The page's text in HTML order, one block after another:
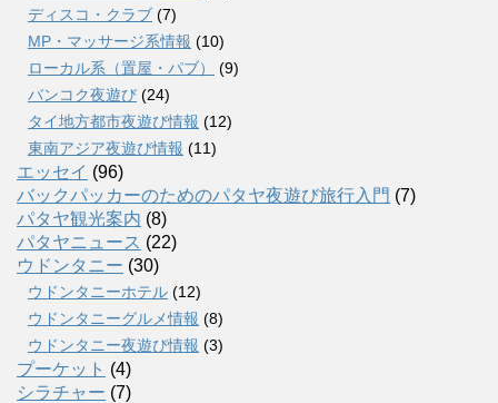
ディスコ・クラブ (7)
MP・マッサージ系情報 (10)
ローカル系（置屋・パブ）
(9)
バンコク夜遊び (24)
タイ地方都市夜遊び情報 (12)
東南アジア夜遊び情報 (11)
エッセイ (96)
バックパッカーのためのパタヤ夜遊び旅行入門 (7)
パタヤ観光案内 (8)
パタヤニュース (22)
ウドンタニー (30)
ウドンタニーホテル (12)
ウドンタニーグルメ情報 (8)
ウドンタニー夜遊び情報 (3)
プーケット (4)
シラチャー (7)